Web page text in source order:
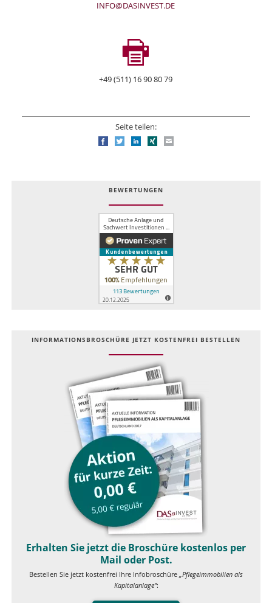
INFO@DASINVEST.DE
+49 (511) 16 90 80 79
Seite teilen:
FacebookTwitterLinkedIn
Xing
BEWERTUNGEN
INFOR­MATIONS­BROSCHÜRE JETZT KOSTEN­FREI BESTELLEN
Erhalten Sie jetzt die Broschüre kostenlos per
Mail oder Post.
Bestellen Sie jetzt kostenfrei Ihre Infobroschüre „Pflegeimmobilien als
Kapitalanlage”: